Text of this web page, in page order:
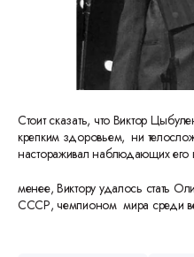
Стоит сказать, что Виктор
крепким здоровьем, ни
настораживал наблюдающих его
менее, Виктору удалось стать
СССР, чемпионом мира среди